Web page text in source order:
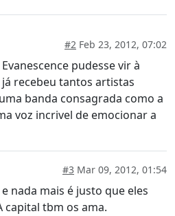
#2 Feb 23, 2012, 07:02
pudesse vir à
recebeu tantos artistas
banda consagrada como a
voz incrivel de emocionar a
#3 Mar 09, 2012, 01:54
e nada mais é justo que eles
capital tbm os ama.